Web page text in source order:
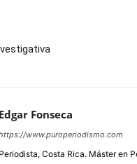
Edgar Fonseca
www.puroperiodismo.com
Periodista, Costa Rica. Máster en